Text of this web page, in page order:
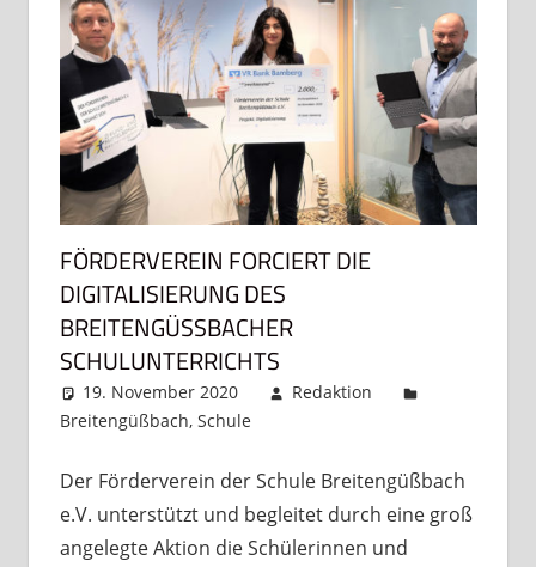
FÖRDERVEREIN FORCIERT DIE
DIGITALISIERUNG DES
BREITENGÜSSBACHER S
CHULUNTERRICHTS
19. November 2020
Redaktion
Breitengüßbach, Schule
Der Förderverein der Schule Breitengüßbach
e.V. unterstützt und begleitet durch eine groß
angelegte Aktion die Schülerinnen und